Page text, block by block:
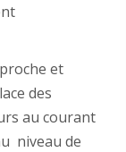
et
des
au courant
niveau de